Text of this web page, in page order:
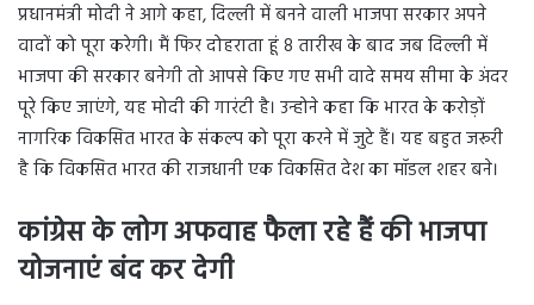
प्रधानमंत्री मोदी ने आगे कहा, दिल्ली में बनने वाली भाजपा सरकार अपने
वादों को पूरा करेगी। मैं फिर दोहराता हूं 8 तारीख के बाद जब दिल्ली में
भाजपा की सरकार बनेगी तो आपसे किए गए सभी वादे समय सीमा के अंदर
पूरे किए जाएंगे, यह मोदी की गारंटी है। उन्होने कहा कि भारत के करोड़ों
नागरिक विकसित भारत के संकल्प को पूरा करने में जुटे हैं। यह बहुत जरूरी
है कि विकसित भारत की राजधानी एक विकसित देश का मॉडल शहर बने।
कांग्रेस के लोग अफवाह फैला रहे हैं की भाजपा
योजनाएं बंद कर देगी